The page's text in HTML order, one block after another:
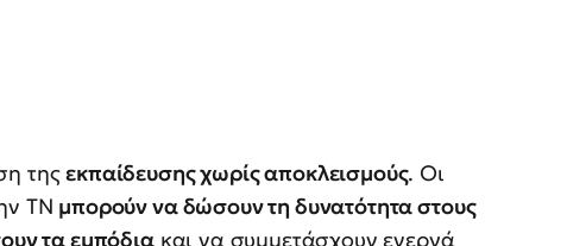
τηςεκπαίδευσης χωρίς αποκλεισμούς. Οι
ΤΝ μπορούν να δώσουν τη δυνατότητα στους
τα εμπόδιακαι να συμμετάσχουν ενεργά